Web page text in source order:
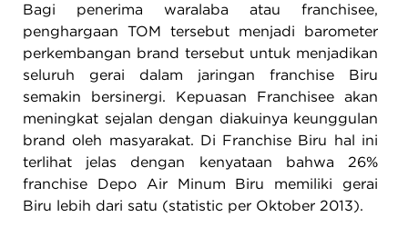
Bagi penerima waralaba atau franchisee,
penghargaan TOM tersebut menjadi barometer
perkembangan brand tersebut untuk menjadikan
seluruh gerai dalam jaringan franchise Biru
semakin bersinergi. Kepuasan Franchisee akan
meningkat sejalan dengan diakuinya keunggulan
brand oleh masyarakat. Di Franchise Biru hal ini
terlihat jelas dengan kenyataan bahwa 26%
franchise Depo Air Minum Biru memiliki gerai
Biru lebih dari satu (statistic per Oktober 2013).